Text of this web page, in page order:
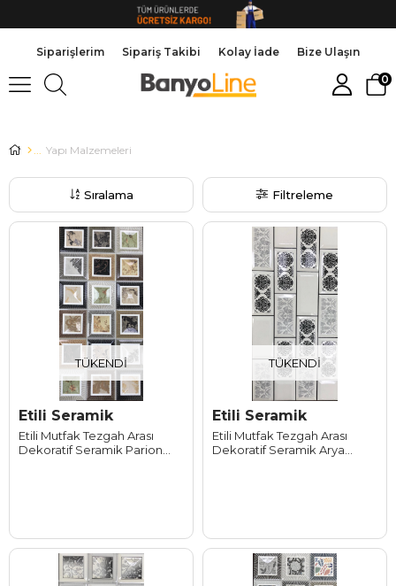
Siparişlerim Sipariş Takibi Kolay İade Bize Ulaşın
0
Yapı Malzemeleri
Filtreleme
Sıralama
TÜKENDI
Etili Seramik
Etili Mutfak Tezgah Arası
Dekoratif Seramik Parion
TÜKENDI
Etili Seramik
Etili Mutfak Tezgah Arası
Dekoratif Seramik Arya